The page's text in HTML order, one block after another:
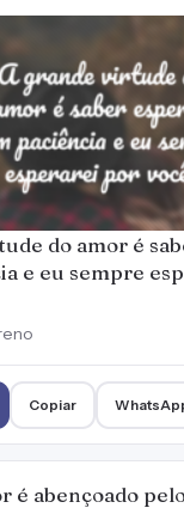
do amor é
e eu sempre
Copiar
é abençoado